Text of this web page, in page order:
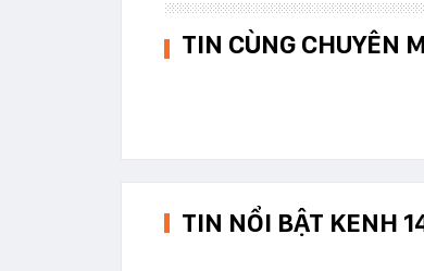
TIN CÙNG CHUYÊN
TIN NỔI BẬT KENH